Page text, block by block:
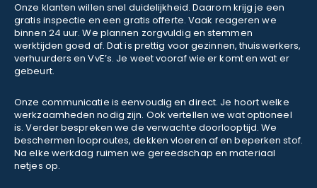
Onze klanten willen snel duidelijkheid. Daarom krijg je een
gratis inspectie en een gratis offerte. Vaak reageren we
binnen 24 uur. We plannen zorgvuldig en stemmen
werktijden goed af. Dat is prettig voor gezinnen, thuiswerkers,
verhuurders en VvE’s. Je weet vooraf wie er komt en wat er
gebeurt.
Onze communicatie is eenvoudig en direct. Je hoort welke
werkzaamheden nodig zijn. Ook vertellen we wat optioneel
is. Verder bespreken we de verwachte doorlooptijd. We
beschermen looproutes, dekken vloeren af en beperken stof.
Na elke werkdag ruimen we gereedschap en materiaal
netjes op.